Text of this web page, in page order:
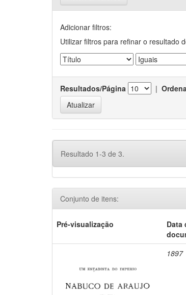
Adicionar filtros:
Utilizar filtros para refinar o resultado
Resultados/Página |
Resultado 1-3 de 3.
Conjunto de itens:
Pré-visualização
Data
1897